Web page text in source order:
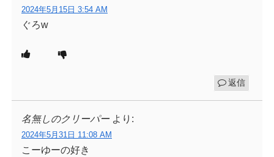
2024年5月15日 3:54 AM
ぐろw
返信
名無しのクリーパー より:
2024年5月31日 11:08 AM
こーゆーの好き